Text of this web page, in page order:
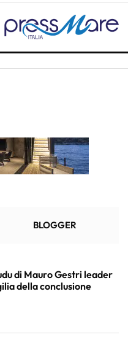
BLOGGER
di Mauro Gestri leader
della conclusione